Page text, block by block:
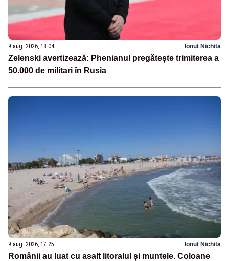
9 aug. 2026, 18:04 Ionuț Nichita
Zelenski avertizează: Phenianul pregătește trimiterea a
50.000 de militari în Rusia
9 aug. 2026, 17:25 Ionuț Nichita
Românii au luat cu asalt litoralul și muntele. Coloane